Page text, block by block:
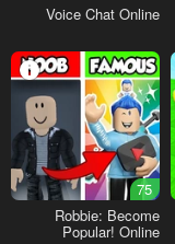
Voice Chat Online
75
Robbie: Become
Popular! Online